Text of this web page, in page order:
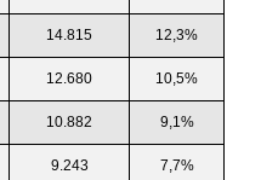
14.815 12,3%
12.680 10,5%
10.882 9,1%
9.243 7,7%